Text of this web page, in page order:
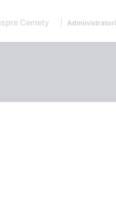
Cemety Administratori